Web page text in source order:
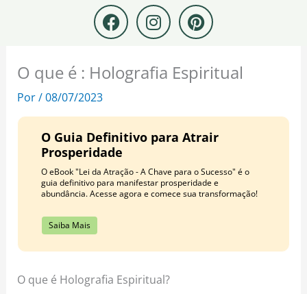
F
a
c
e
b
o
k
I
n
s
t
a
r
a
m
P
i
n
t
e
e
s
t
O que é : Holografia Espiritual
Por/08/07/2023
O Guia Definitivo para Atrair
Prosperidade
O eBook "Lei da Atração - A Chave para o Sucesso" é o
guia definitivo para manifestar prosperidade e
abundância. Acesse agora e comece sua transformação!
Saiba Mais
O que é Holografia Espiritual?